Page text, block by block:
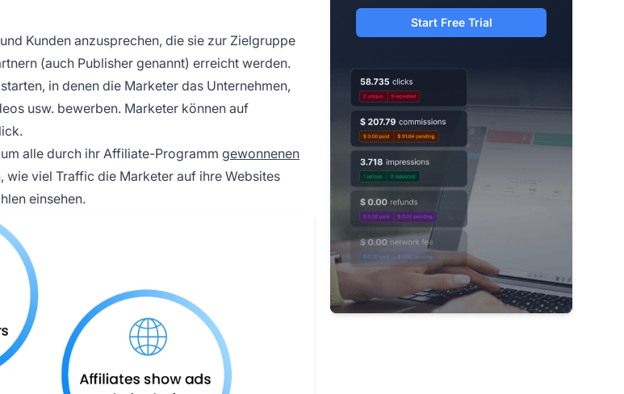
Kunden anzusprechen, die sie zur Zielgruppe
(auch Publisher genannt) erreicht werden.
in denen die Marketer das Unternehmen,
usw. bewerben. Marketer können auf
alle durch ihr Affiliate-Programm gewonnenen
viel Traffic die Marketer auf ihre Websites
einsehen.
Start Free Trial